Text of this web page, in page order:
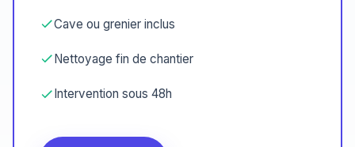
Cave ou grenier inclus
Nettoyage fin de chantier
Intervention sous 48h